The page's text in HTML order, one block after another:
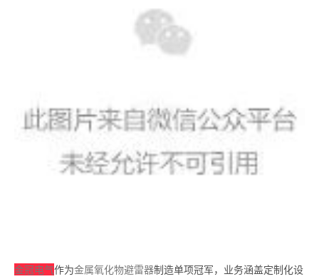
金冠电气作为金属氧化物避雷器制造单项冠军，业务涵盖定制化设